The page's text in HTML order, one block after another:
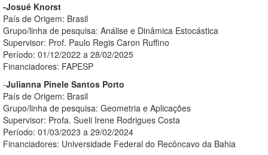
-Josué Knorst
País de Origem: Brasil
Grupo/linha de pesquisa: Análise e Dinâmica Estocástica
Supervisor: Prof. Paulo Regis Caron Ruffino
Período: 01/12/2022 a 28/02/2025
Financiadores: FAPESP
-Julianna Pinele Santos Porto
País de Origem: Brasil
Grupo/linha de pesquisa: Geometria e Aplicações
Supervisor: Profa. Sueli Irene Rodrigues Costa
Período: 01/03/2023 a 29/02/2024
Financiadores: Universidade Federal do Recôncavo da Bahia